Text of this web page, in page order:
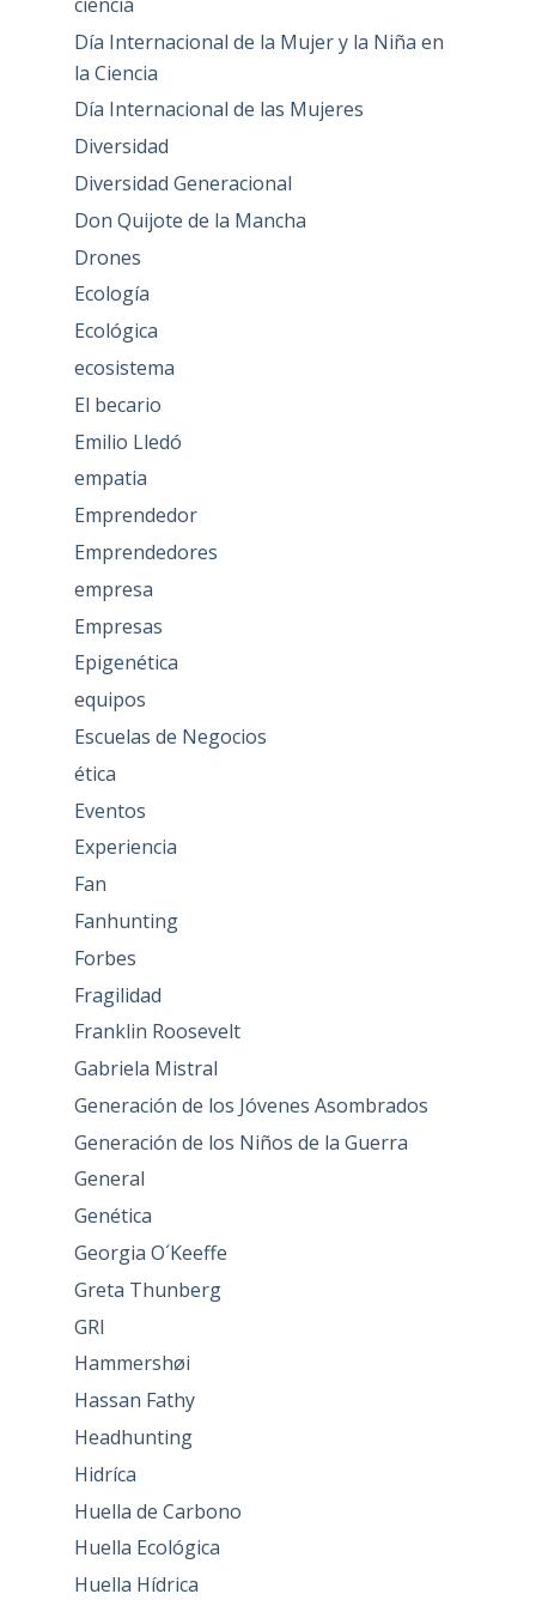
Día Internacional de la Mujer y la Niña en
la Ciencia
Día Internacional de las Mujeres
Diversidad
Diversidad Generacional
Don Quijote de la Mancha
Drones
Ecología
Ecológica
ecosistema
El becario
Emilio Lledó
empatia
Emprendedor
Emprendedores
empresa
Empresas
Epigenética
equipos
Escuelas de Negocios
ética
Eventos
Experiencia
Fan
Fanhunting
Forbes
Fragilidad
Franklin Roosevelt
Gabriela Mistral
Generación de los Jóvenes Asombrados
Generación de los Niños de la Guerra
General
Genética
Georgia O´Keeffe
Greta Thunberg
GRI
Hammershøi
Hassan Fathy
Headhunting
Hidríca
Huella de Carbono
Huella Ecológica
Huella Hídrica